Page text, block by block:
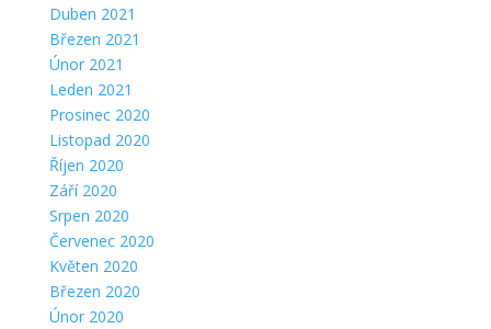
Duben 2021
Březen 2021
Únor 2021
Leden 2021
Prosinec 2020
Listopad 2020
Říjen 2020
Září 2020
Srpen 2020
Červenec 2020
Květen 2020
Březen 2020
Únor 2020